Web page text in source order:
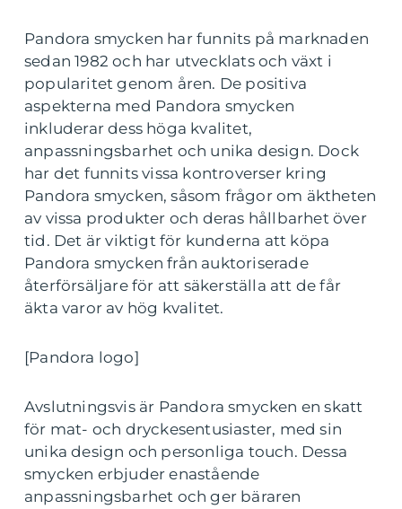
Pandora smycken har funnits på marknaden
sedan 1982 och har utvecklats och växt i
popularitet genom åren. De positiva
aspekterna med Pandora smycken
inkluderar dess höga kvalitet,
anpassningsbarhet och unika design. Dock
har det funnits vissa kontroverser kring
Pandora smycken, såsom frågor om äktheten
av vissa produkter och deras hållbarhet över
tid. Det är viktigt för kunderna att köpa
Pandora smycken från auktoriserade
återförsäljare för att säkerställa att de får
äkta varor av hög kvalitet.
[Pandora logo]
Avslutningsvis är Pandora smycken en skatt
för mat- och dryckesentusiaster, med sin
unika design och personliga touch. Dessa
smycken erbjuder enastående
anpassningsbarhet och ger bäraren